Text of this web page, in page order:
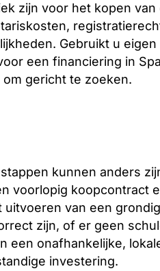
zijn voor het kopen van
Gebruikt u
een financiering in
gericht te zoeken.
kunnen anders
voorlopig koopcontract
van een grondig
zijn, of er geen
een onafhankelijke,
investering.